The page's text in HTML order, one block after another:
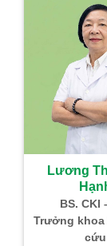
Lương
BS. CKI
Trưởng khoa
cứu